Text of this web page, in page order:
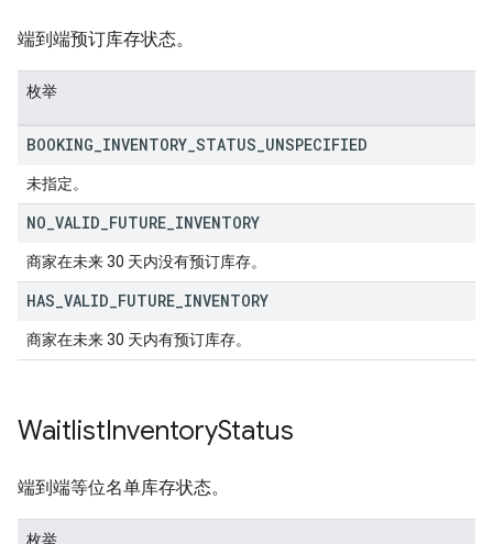
端到端预订库存状态。
枚举
BOOKING INVENTORY STATUS UNSPECIFIED
未指定。
NO VALID FUTURE INVENTORY
商家在未来 30 天内没有预订库存。
HAS VALID FUTURE INVENTORY
商家在未来 30 天内有预订库存。
WaitlistInventoryStatus
端到端等位名单库存状态。
枚举